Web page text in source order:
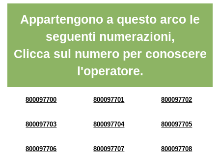
Appartengono a questo arco le
seguenti numerazioni,
Clicca sul numero per conoscere
l'operatore.
800097700 800097701 800097702
800097703 800097704 800097705
800097706 800097707 800097708